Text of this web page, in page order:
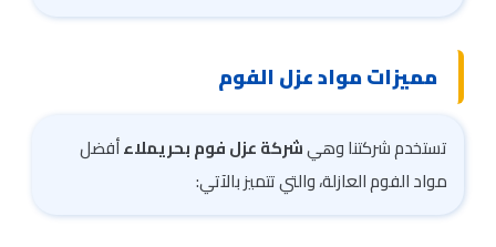
مميزات مواد عزل الفوم
تستخدم شركتنا وهيشركة عزل فوم بحريملاءأفضل
مواد الفوم العازلة، والتي تتميز بالآتي: